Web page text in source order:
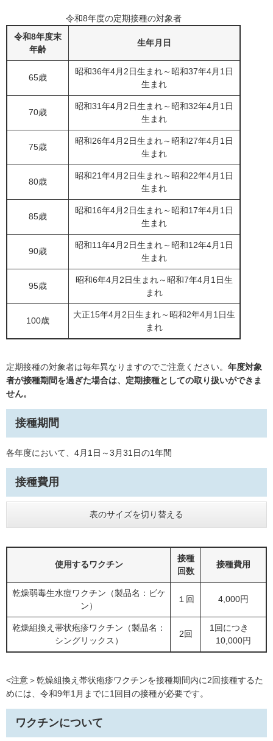
令和8年度の定期接種の対象者
令和8年度末
年齢
生年月日
65歳
昭和36年4月2日生まれ～昭和37年4月1日
生まれ
70歳
昭和31年4月2日生まれ～昭和32年4月1日
生まれ
75歳
昭和26年4月2日生まれ～昭和27年4月1日
生まれ
80歳
昭和21年4月2日生まれ～昭和22年4月1日
生まれ
85歳
昭和16年4月2日生まれ～昭和17年4月1日
生まれ
90歳
昭和11年4月2日生まれ～昭和12年4月1日
生まれ
95歳
昭和6年4月2日生まれ～昭和7年4月1日生
まれ
100歳
大正15年4月2日生まれ～昭和2年4月1日生
まれ
定期接種の対象者は毎年異なりますのでご注意ください。 年度対象
者が接種期間を過ぎた場合は、定期接種としての取り扱いができま
せん。
接種期間
各年度において、4月1日～3月31日の1年間
接種費用
表のサイズを切り替える
使用するワクチン
接種
回数
接種費用
乾燥弱毒生水痘ワクチン（製品名：ビケ
ン）
１回 4,000円
乾燥組換え帯状疱疹ワクチン（製品名：
シングリックス）
2回
1回につき
10,000円
<注意＞乾燥組換え帯状疱疹ワクチンを接種期間内に2回接種するた
めには、令和9年1月までに1回目の接種が必要です。
ワクチンについて